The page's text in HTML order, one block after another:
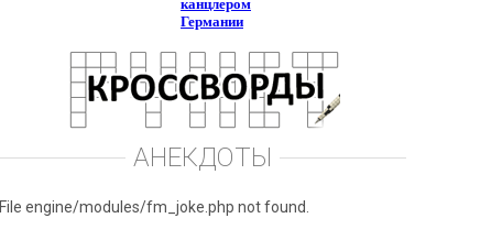
АНЕКДОТЫ
File engine/modules/fm_joke.php not found.